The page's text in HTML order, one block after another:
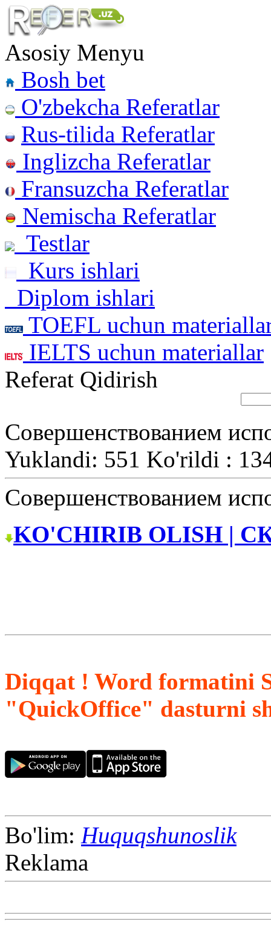
Asosiy Menyu
Bosh bet
O'zbekcha Referatlar
Rus-tilida Referatlar
Inglizcha Referatlar
Fransuzcha Referatlar
Nemischa Referatlar
Testlar
Kurs ishlari
Diplom ishlari
TOEFL uchun
IELTS uchun materiallar
Referat Qidirish
Cовершенствованием
Yuklandi: 551 Ko'rildi :
Cовершенствованием
KO'CHIRIB OLISH |
Diqqat ! Word formatini
"QuickOffice" dasturni
Bo'lim: Huquqshunoslik
Reklama